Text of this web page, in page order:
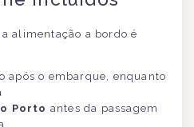
alimentação a bordo é
após o embarque, enquanto
Porto antes da passagem